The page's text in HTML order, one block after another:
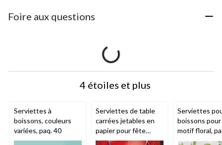
Foire aux questions
4 étoiles et plus
Serviettes à
boissons, couleurs
variées, paq. 40
Serviettes de table
carrées jetables en
papier pour fête
d'anniversaire Disney
Serviettes
boissons
motif floral,